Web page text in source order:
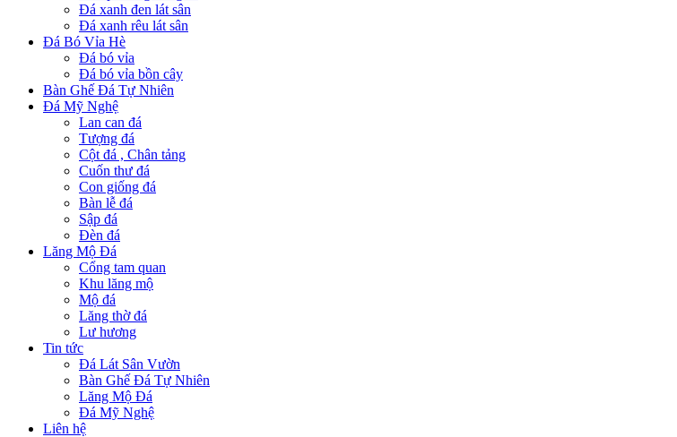
Đá xanh đen lát sân
Đá xanh rêu lát sân
Đá Bó Vỉa Hè
Đá bó vỉa
Đá bó vỉa bồn cây
Bàn Ghế Đá Tự Nhiên
Đá Mỹ Nghệ
Lan can đá
Tượng đá
Cột đá , Chân tảng
Cuốn thư đá
Con giống đá
Bàn lễ đá
Sập đá
Đèn đá
Lăng Mộ Đá
Cổng tam quan
Khu lăng mộ
Mộ đá
Lăng thờ đá
Lư hương
Tin tức
Đá Lát Sân Vườn
Bàn Ghế Đá Tự Nhiên
Lăng Mộ Đá
Đá Mỹ Nghệ
Liên hệ